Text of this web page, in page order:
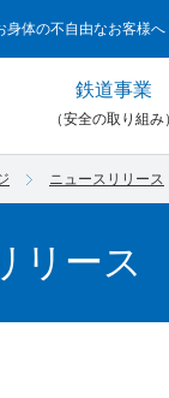
身体の不自由なお客様へ
鉄道事業
（安全の取り組み）
ニュースリリース
リース